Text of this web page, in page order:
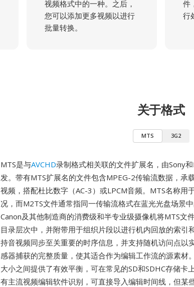
视频格式中的一种。之后，
您可以添加更多视频以进行
批量转换。
件
行
关于格式
MTS 3G2
MTS是与AVCHD录制格式相关联的文件扩展名，由Sony
发。带有MTS扩展名的文件包含MPEG-2传输流数据，
视频，搭配杜比数字（AC-3）或LPCM音频。MTS名称用
况，而M2TS文件通常指同一传输流格式在蓝光光盘场景
Canon及其他制造商的消费级和半专业级摄像机将MTS文
目录层次中，并附带用于组织片段以进行机内回放的索引
持音视频同步至关重要的时序信息，并支持随机访问点以
感器捕获的完整质量，使其适合作为编辑工作流的源素材
大小之间提供了有效平衡，可在常见的SD和SDHC存储卡
有主流视频编辑软件识别，可直接导入编辑时间线，但某